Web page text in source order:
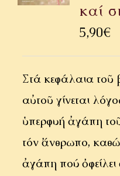
καί
5,90€
Στά κεφάλαια τοῦ
αὐτοῦ γίνεται
ὑπερφυή ἀγάπη
τόν ἄνθρωπο,
ἀγάπη πού